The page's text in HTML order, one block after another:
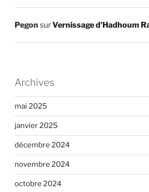
Pegon surVernissage d’Hadhoum
Archives
mai 2025
janvier 2025
décembre 2024
novembre 2024
octobre 2024